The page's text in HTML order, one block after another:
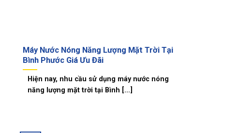
Máy Nước Nóng Năng Lượng Mặt Trời Tại
Bình Phước Giá Ưu Đãi
Hiện nay, nhu cầu sử dụng máy nước nóng
năng lượng mặt trời tại Bình [...]